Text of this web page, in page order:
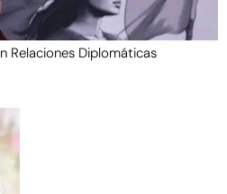
Relaciones Diplomáticas